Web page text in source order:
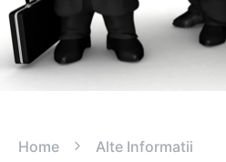
Home Alte Informatii